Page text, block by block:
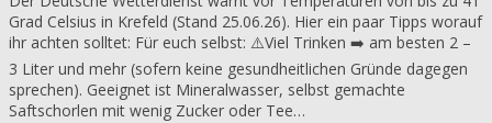
Grad Celsius in Krefeld (Stand 25.06.26). Hier ein paar Tipps worauf
ihr achten solltet: Für euch selbst: ⚠️Viel Trinken ➡️ am besten 2 –
3 Liter und mehr (sofern keine gesundheitlichen Gründe dagegen
sprechen). Geeignet ist Mineralwasser, selbst gemachte
Saftschorlen mit wenig Zucker oder Tee…